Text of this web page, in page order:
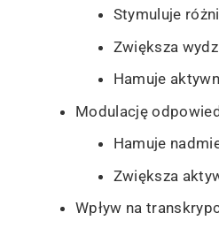
Stymuluje
Zwiększa
Hamuje
Modulację
Hamuje
Zwiększa
Wpływ na